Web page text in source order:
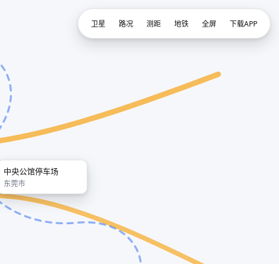
中央公馆停车场
东莞市
卫星 路况 测距 地铁 全屏 下载APP